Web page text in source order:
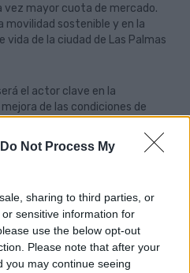
Do Not Process My
sharing to third parties, or
sensitive information for
use the below opt-out
Please note that after your
you may continue seeing
vez mayor cuota de mercado.
movilidad sostenible y en la
vida de la ciudad de Las Palmas
el actor clave en la
de las condiciones de
con la sociedad y sus
aseguramiento del sistema
compromete:
a elaborar, realizar y evaluar
de servicios en la que
sostenible, que de respuestas